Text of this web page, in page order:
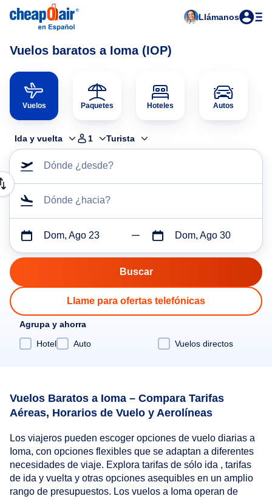
Llámanos
Vuelos baratos a Ioma (IOP)
Vuelos Paquetes Hoteles Autos
Ida y vuelta 1 Turista
Dónde ¿desde?
Dónde ¿hacia?
Dom, Ago 23 Dom, Ago 30
Llame para ofertas telefónicas
Agrupa y ahorra
Hotel
Auto Vuelos directos
Vuelos Baratos a Ioma – Compara Tarifas
Aéreas, Horarios de Vuelo y Aerolíneas
Los viajeros pueden escoger opciones de vuelo diarias a
Ioma, con opciones flexibles que se adaptan a diferentes
necesidades de viaje. Explora tarifas de sólo ida , tarifas
de ida y vuelta y otras opciones asequibles en un amplio
rango de presupuestos. Los vuelos a Ioma operan de